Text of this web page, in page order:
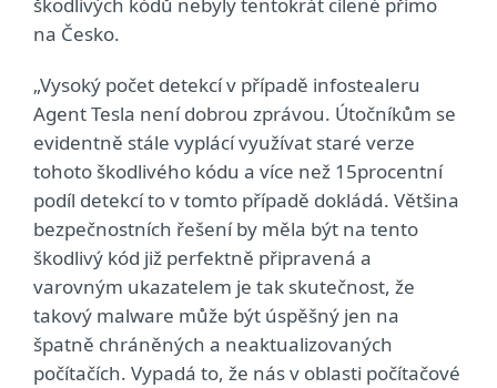
na Česko.
„Vysoký počet detekcí v případě infostealeru
Agent Tesla není dobrou zprávou. Útočníkům se
evidentně stále vyplácí využívat staré verze
tohoto škodlivého kódu a více než 15procentní
podíl detekcí to v tomto případě dokládá. Většina
bezpečnostních řešení by měla být na tento
škodlivý kód již perfektně připravená a
varovným ukazatelem je tak skutečnost, že
takový malware může být úspěšný jen na
špatně chráněných a neaktualizovaných
počítačích. Vypadá to, že nás v oblasti počítačové